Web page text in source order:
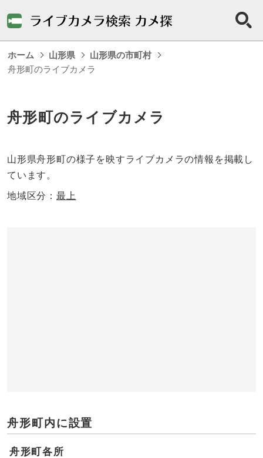
ホーム 山形県
山形県の市町村
舟形町のライブカメラ
舟形町のライブカメラ
山形県舟形町の様子を映すライブカメラの情報を掲載し
ています。
地域区分： 最上
舟形町内に設置
舟形町各所